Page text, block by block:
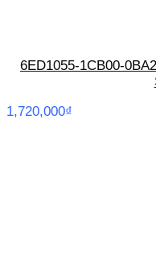
6ED1055-1CB00-
1,720,000₫